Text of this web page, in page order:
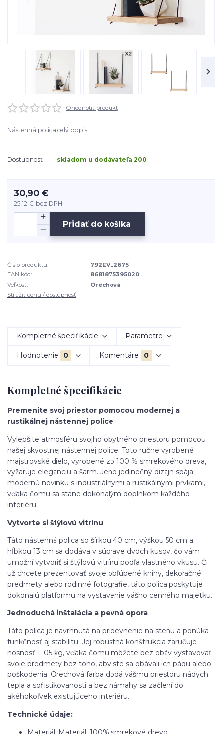
Ohodnotiť produkt
Nástenná polica celý popis
Dostupnosť skladom u dodávateľa 200
30,90 €
25,12 € bez DPH
Pridať do košíka
Číslo produktu:
792EVL2675
EAN kód:
8681875395020
Veľkosť:
Orechová
Strážiť cenu / dostupnosť
Kompletné špecifikácie Parametre
Hodnotenie 0 Komentáre 0
Kompletné špecifikácie
Premenite svoj priestor pomocou modernej a
rustikálnej nástennej police
Vylepšite atmosféru svojho obytného priestoru pomocou
našej skvostnej nástennej police. Toto ručne vyrobené
majstrovské dielo, vyrobené zo 100 % smrekového dreva,
vyžaruje eleganciu a šarm. Jeho jedinečný dizajn spája
modernú novinku s industriálnymi a rustikálnymi prvkami,
vďaka čomu sa stane dokonalým doplnkom každého
interiéru.
Vytvorte si štýlovú vitrínu
Táto nástenná polica so šírkou 40 cm, výškou 50 cm a
hĺbkou 13 cm sa dodáva v súprave dvoch kusov, čo vám
umožní vytvoriť si štýlovú vitrínu podľa vlastného vkusu. Či
už chcete prezentovať svoje obľúbené knihy, dekoračné
predmety alebo rodinné fotografie, táto polica poskytuje
dokonalú platformu na vystavenie vášho cenného majetku.
Jednoduchá inštalácia a pevná opora
Táto polica je navrhnutá na pripevnenie na stenu a ponúka
funkčnosť aj stabilitu. Jej robustná konštrukcia zaručuje
nosnosť 1. 05 kg, vďaka čomu môžete bez obáv vystavovať
svoje predmety bez toho, aby ste sa obávali ich pádu alebo
poškodenia. Orechová farba dodá vášmu priestoru nádych
tepla a sofistikovanosti a bez námahy sa začlení do
akéhokoľvek existujúceho interiéru.
Technické údaje:
Materiál: Materiál: 100% smrekové drevo